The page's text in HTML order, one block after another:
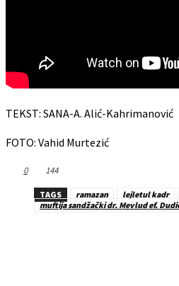
TEKST: SANA-A. Alić-Kahrimanović
FOTO: Vahid Murtezić
0 144
TAGS ramazan lejletul kadr
muftija sandžački dr. Mevlud ef.